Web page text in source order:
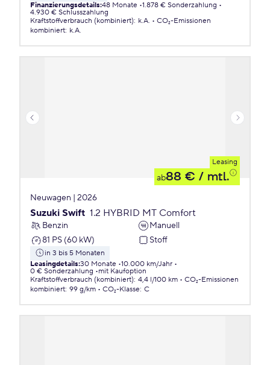
Finanzierungsdetails:48 Monate 1.878 € Sonderzahlung
4.930 € Schlusszahlung
Kraftstoffverbrauch (kombiniert): k.A.
CO₂-Emissionen
kombiniert: k.A.
Leasing
ab88 € / mtl.
Neuwagen | 2026
Suzuki Swift 1.2 HYBRID MT Comfort
Benzin
Manuell
81 PS (60 kW)
Stoff
in 3 bis 5 Monaten
Leasingdetails:30 Monate 10.000 km/Jahr
0 € Sonderzahlung
mit Kaufoption
Kraftstoffverbrauch (kombiniert): 4,4 l/100 km
CO₂-Emissionen
kombiniert: 99 g/km CO₂-Klasse: C